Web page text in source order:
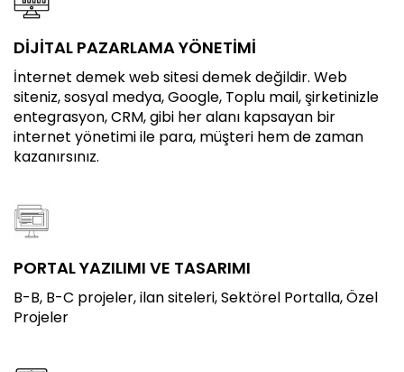
DİJİTAL PAZARLAMA YÖNETİMİ
İnternet demek web sitesi demek değildir. Web
siteniz, sosyal medya, Google, Toplu mail, şirketinizle
entegrasyon, CRM, gibi her alanı kapsayan bir
internet yönetimi ile para, müşteri hem de zaman
kazanırsınız.
PORTAL YAZILIMI VE TASARIMI
B-B, B-C projeler, ilan siteleri, Sektörel Portalla, Özel
Projeler